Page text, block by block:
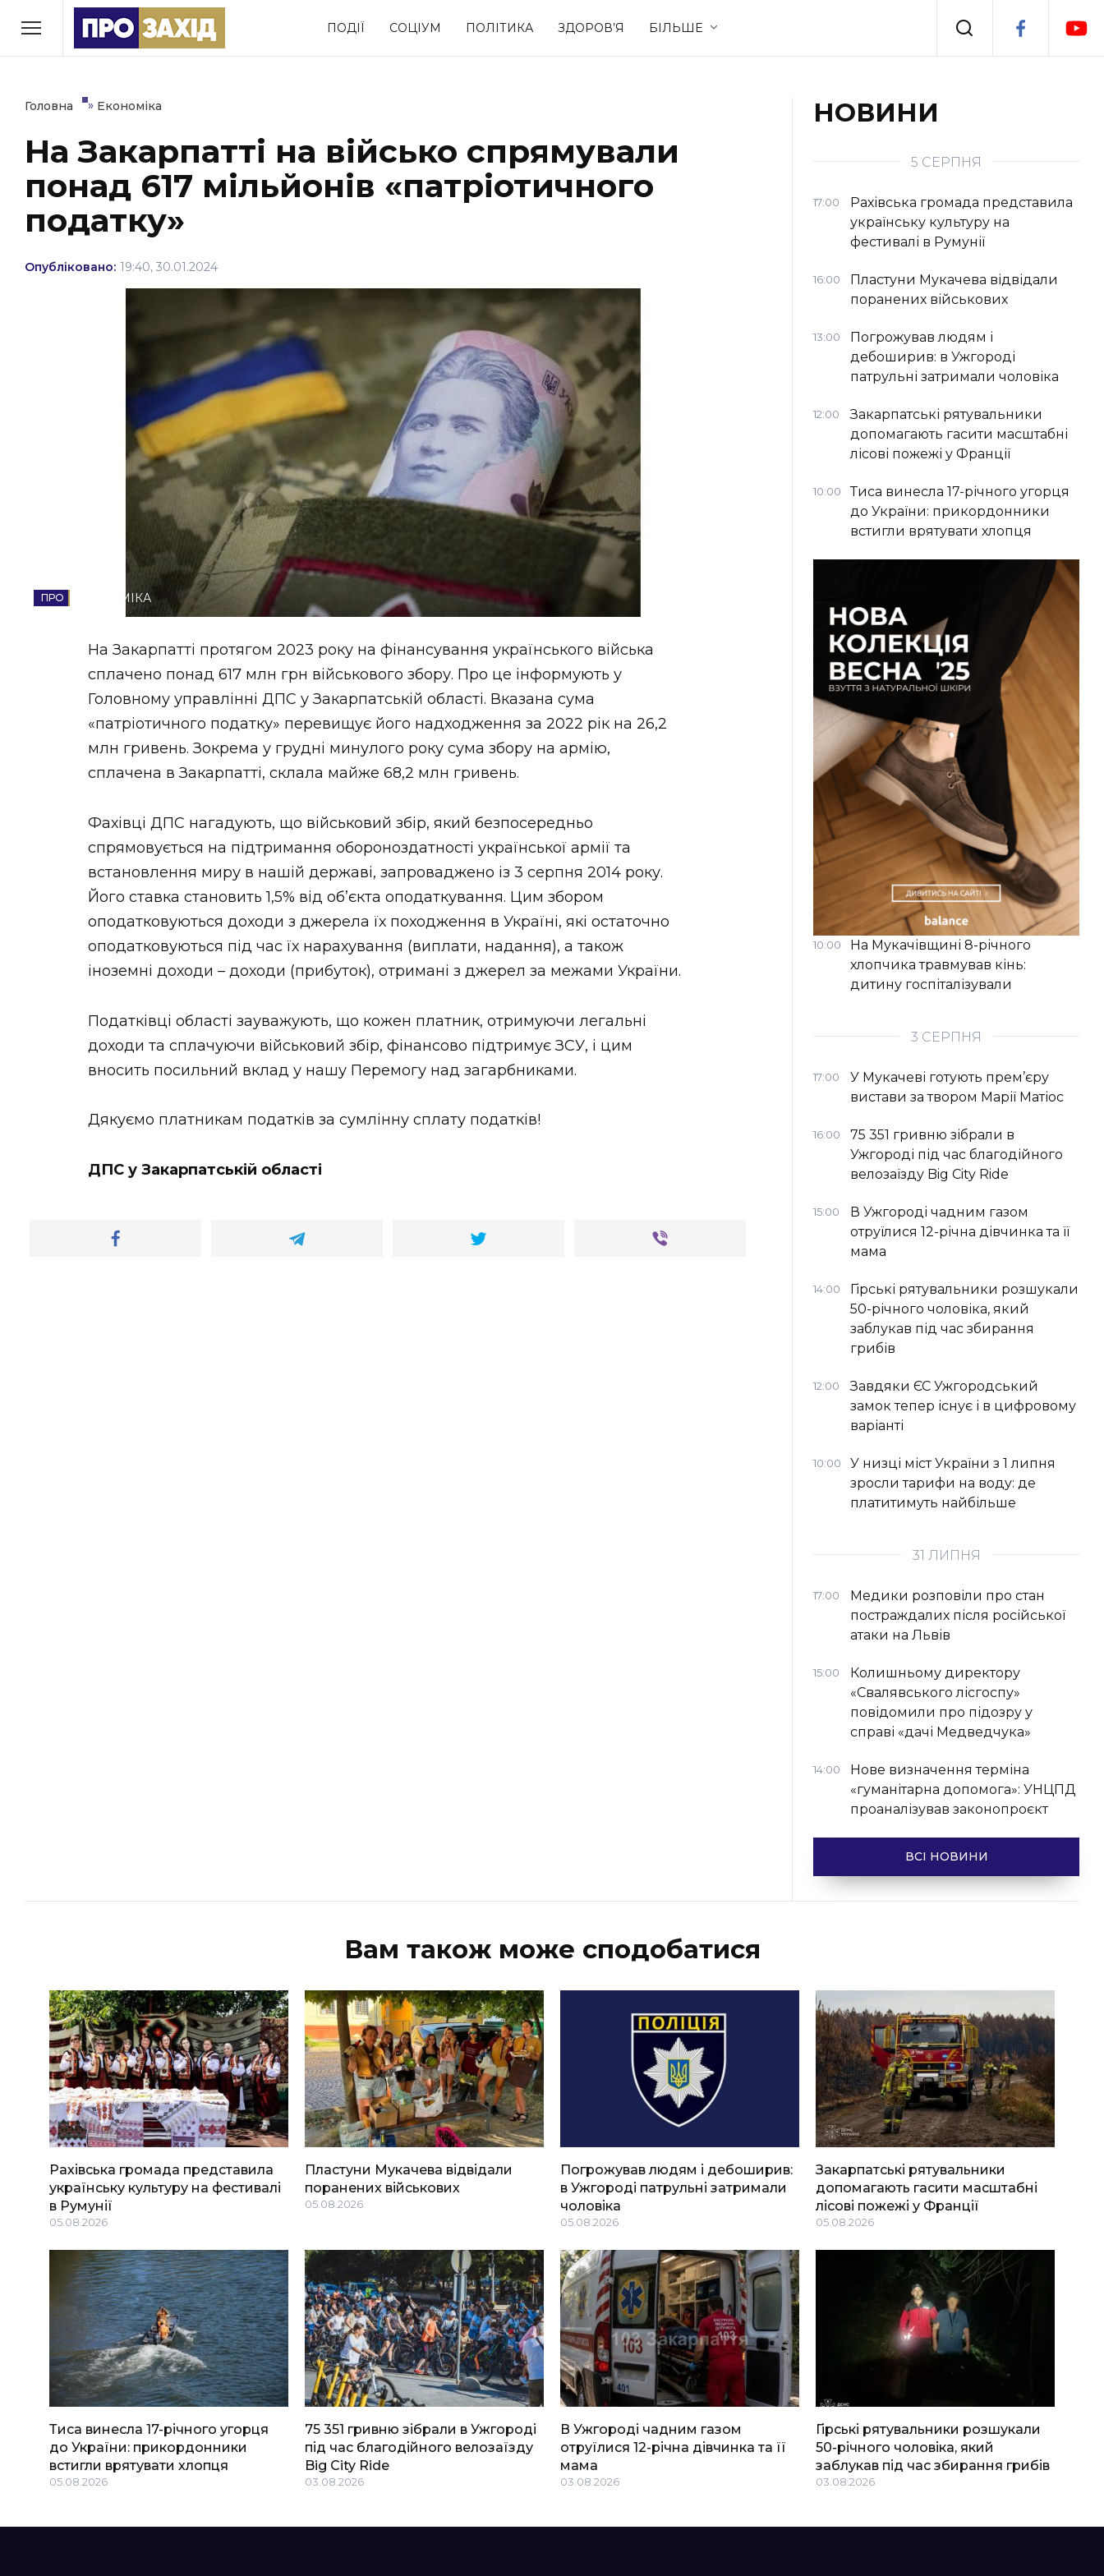
ПОДІЇ СОЦІУМ ПОЛІТИКА ЗДОРОВ’Я БІЛЬШЕ
РУБРИКИ
Економіка Події
Політика Соціум Спорт Стиль життя
Втрачений Ужгород
(відеоверсія)
НОВИНИ ЗАХІДНОЇ УКРАЇНИ
Головна » Економіка
На Закарпатті на військо спрямували
понад 617 мільйонів «патріотичного
податку»
Опубліковано: 19:40, 30.01.2024
ЕКОНОМІКА
На Закарпатті протягом 2023 року на фінансування українського війська
сплачено понад 617 млн грн військового збору. Про це інформують у
Головному управлінні ДПС у Закарпатській області. Вказана сума
«патріотичного податку» перевищує його надходження за 2022 рік на 26,2
млн гривень. Зокрема у грудні минулого року сума збору на армію,
сплачена в Закарпатті, склала майже 68,2 млн гривень.
Фахівці ДПС нагадують, що військовий збір, який безпосередньо
спрямовується на підтримання обороноздатності української армії та
встановлення миру в нашій державі, запроваджено із 3 серпня 2014 року.
Його ставка становить 1,5% від об’єкта оподаткування. Цим збором
оподатковуються доходи з джерела їх походження в Україні, які остаточно
оподатковуються під час їх нарахування (виплати, надання), а також
іноземні доходи – доходи (прибуток), отримані з джерел за межами України.
Податківці області зауважують, що кожен платник, отримуючи легальні
доходи та сплачуючи військовий збір, фінансово підтримує ЗСУ, і цим
вносить посильний вклад у нашу Перемогу над загарбниками.
Дякуємо платникам податків за сумлінну сплату податків!
ДПС у Закарпатській області
НОВИНИ
5 СЕРПНЯ
17:00
Рахівська громада представила
українську культуру на
фестивалі в Румунії
16:00
Пластуни Мукачева відвідали
поранених військових
13:00
Погрожував людям і
дебоширив: в Ужгороді
патрульні затримали чоловіка
12:00
Закарпатські рятувальники
допомагають гасити масштабні
лісові пожежі у Франції
10:00
Тиса винесла 17-річного угорця
до України: прикордонники
встигли врятувати хлопця
10:00
На Мукачівщині 8-річного
хлопчика травмував кінь:
дитину госпіталізували
3 СЕРПНЯ
17:00
У Мукачеві готують прем’єру
вистави за твором Марії Матіос
16:00
75 351 гривню зібрали в
Ужгороді під час благодійного
велозаїзду Big Сity Ride
15:00
В Ужгороді чадним газом
отруїлися 12-річна дівчинка та її
мама
14:00
Гірські рятувальники розшукали
50-річного чоловіка, який
заблукав під час збирання
грибів
12:00
Завдяки ЄС Ужгородський
замок тепер існує і в цифровому
варіанті
10:00
У низці міст України з 1 липня
зросли тарифи на воду: де
платитимуть найбільше
31 ЛИПНЯ
17:00
Медики розповіли про стан
постраждалих після російської
атаки на Львів
15:00
Колишньому директору
«Свалявського лісгоспу»
повідомили про підозру у
справі «дачі Медведчука»
14:00
Нове визначення терміна
«гуманітарна допомога»: УНЦПД
проаналізував законопроєкт
ВСІ НОВИНИ
Вам також може сподобатися
Рахівська громада представила
українську культуру на фестивалі
в Румунії
05.08.2026
Пластуни Мукачева відвідали
поранених військових
05.08.2026
Погрожував людям і дебоширив:
в Ужгороді патрульні затримали
чоловіка
05.08.2026
Закарпатські рятувальники
допомагають гасити масштабні
лісові пожежі у Франції
05.08.2026
Тиса винесла 17-річного угорця
до України: прикордонники
встигли врятувати хлопця
05.08.2026
75 351 гривню зібрали в Ужгороді
під час благодійного велозаїзду
Big Сity Ride
03.08.2026
В Ужгороді чадним газом
отруїлися 12-річна дівчинка та її
мама
03.08.2026
Гірські рятувальники розшукали
50-річного чоловіка, який
заблукав під час збирання грибів
03.08.2026